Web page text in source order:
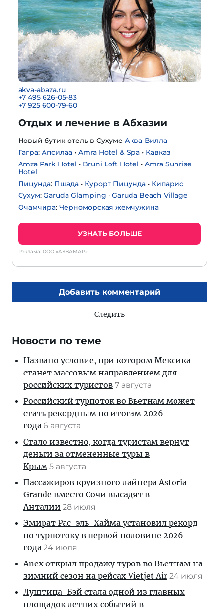
akva-abaza.ru
+7 495 626-05-83
+7 925 600-79-60
Отдых и лечение в Абхазии
Новый бутик-отель в Сухуме Аква-Вилла
Гагра: Апсилаа • Amra Hotel & Spa • Кавказ
Amza Park Hotel • Bruni Loft Hotel • Amra Sunrise
Hotel
Пицунда: Пшада • Курорт Пицунда • Кипарис
Сухум: Garuda Glamping • Garuda Beach Village
Очамчира: Черноморская жемчужина
УЗНАТЬ БОЛЬШЕ
Реклама: ООО «АКВАМАР»
Добавить комментарий
Следить
Новости по теме
Названо условие, при котором Мексика
станет массовым направлением для
российских туристов 7 августа
Российский турпоток во Вьетнам может
стать рекордным по итогам 2026
года 6 августа
Стало известно, когда туристам вернут
деньги за отмененные туры в
Крым 5 августа
Пассажиров круизного лайнера Astoria
Grande вместо Сочи высадят в
Анталии 28 июля
Эмират Рас-эль-Хайма установил рекорд
по турпотоку в первой половине 2026
года 24 июля
Anex открыл продажу туров во Вьетнам на
зимний сезон на рейсах Vietjet Air 24 июля
Луштица-Бэй стала одной из главных
площадок летних событий в